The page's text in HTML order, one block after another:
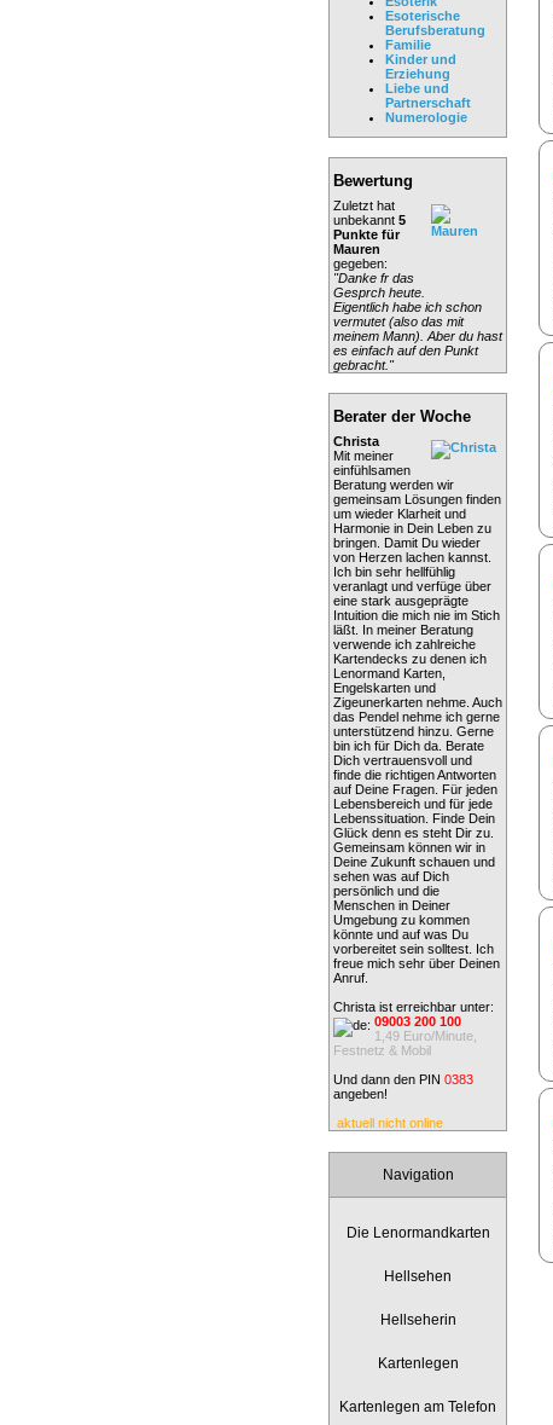
Esoterische
Berufsberatung
Familie
Kinder und
Erziehung
Liebe und
Partnerschaft
Numerologie
Bewertung
Zuletzt hat
unbekannt 5
Punkte für
Mauren
gegeben:
"Danke fr das
Gesprch heute.
Eigentlich habe ich schon
vermutet (also das mit
meinem Mann). Aber du hast
es einfach auf den Punkt
gebracht."
Berater der Woche
Christa
Mit meiner
einfühlsamen
Beratung werden wir
gemeinsam Lösungen finden
um wieder Klarheit und
Harmonie in Dein Leben zu
bringen. Damit Du wieder
von Herzen lachen kannst.
Ich bin sehr hellfühlig
veranlagt und verfüge über
eine stark ausgeprägte
Intuition die mich nie im Stich
läßt. In meiner Beratung
verwende ich zahlreiche
Kartendecks zu denen ich
Lenormand Karten,
Engelskarten und
Zigeunerkarten nehme. Auch
das Pendel nehme ich gerne
unterstützend hinzu. Gerne
bin ich für Dich da. Berate
Dich vertrauensvoll und
finde die richtigen Antworten
auf Deine Fragen. Für jeden
Lebensbereich und für jede
Lebenssituation. Finde Dein
Glück denn es steht Dir zu.
Gemeinsam können wir in
Deine Zukunft schauen und
sehen was auf Dich
persönlich und die
Menschen in Deiner
Umgebung zu kommen
könnte und auf was Du
vorbereitet sein solltest. Ich
freue mich sehr über Deinen
Anruf.
Christa ist erreichbar unter:
09003 200 100
1,49 Euro/Minute,
Festnetz & Mobil
Und dann den PIN 0383
angeben!
aktuell nicht online
Navigation
Die Lenormandkarten
Hellsehen
Hellseherin
Kartenlegen
Kartenlegen am Telefon